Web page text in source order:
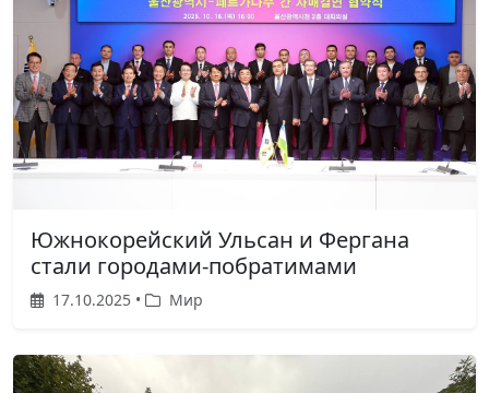
Южнокорейский Ульсан и Фергана
стали городами-побратимами
17.10.2025 • Мир